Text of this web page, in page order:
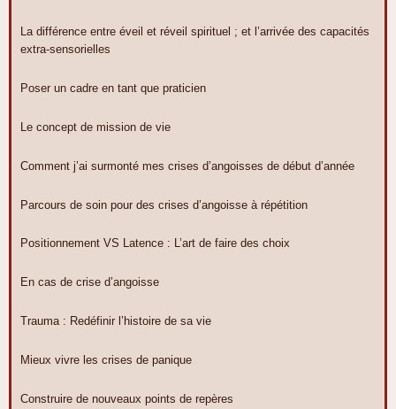
La différence entre éveil et réveil spirituel ; et l’arrivée des capacités
extra-sensorielles
Poser un cadre en tant que praticien
Le concept de mission de vie
Comment j’ai surmonté mes crises d’angoisses de début d’année
Parcours de soin pour des crises d’angoisse à répétition
Positionnement VS Latence : L’art de faire des choix
En cas de crise d’angoisse
Trauma : Redéfinir l’histoire de sa vie
Mieux vivre les crises de panique
Construire de nouveaux points de repères